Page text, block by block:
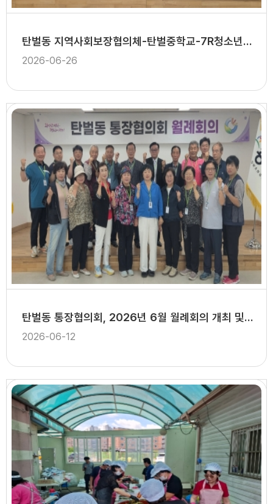
탄벌동 지역사회보장협의체-탄벌중학교-7R청소년공감센터, 위기 학생 지원을 위한 업무협약 체결
2026-06-26
탄벌동 통장협의회, 2026년 6월 월례회의 개최 및 신임통장 임명장 수여
2026-06-12